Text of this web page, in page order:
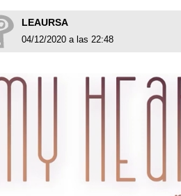
LEAURSA
04/12/2020 a las 22:48